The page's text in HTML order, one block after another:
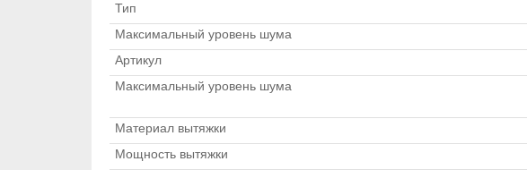
Тип
Максимальный уровень шума
Артикул
Максимальный уровень шума
Материал вытяжки
Мощность вытяжки